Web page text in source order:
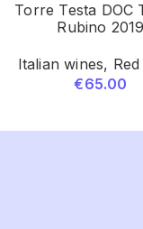
Torre Testa DOC
Rubino 2019
Italian wines,
€65.00